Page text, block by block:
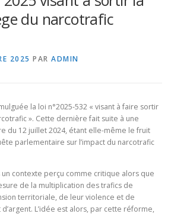
JURIDIQUES
du narcotrafic
2025 PAR ADMIN
la loi n°2025-532 « visant à faire sortir
». Cette dernière fait suite à une
du 12 juillet 2024, étant elle-même le fruit
parlementaire sur l’impact du narcotrafic
contexte perçu comme critique alors que
de la multiplication des trafics de
territoriale, de leur violence et de
L’idée est alors, par cette réforme,